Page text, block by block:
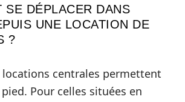
SE DÉPLACER DANS
UNE LOCATION DE
?
locations centrales permettent
Pour celles situées en